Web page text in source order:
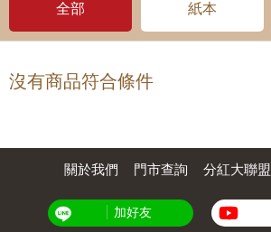
全部 紙本
沒有商品符合條件
關於我們 門市查詢 分紅大聯盟
加好友